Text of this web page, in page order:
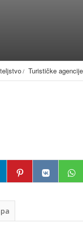
Turističke agencije